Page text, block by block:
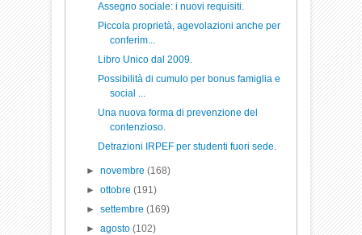
Assegno sociale: i nuovi requisiti.
Piccola proprietà, agevolazioni anche per
conferim...
Libro Unico dal 2009.
Possibilità di cumulo per bonus famiglia e
social ...
Una nuova forma di prevenzione del
contenzioso.
Detrazioni IRPEF per studenti fuori sede.
► novembre (168)
► ottobre (191)
► settembre (169)
► agosto (102)